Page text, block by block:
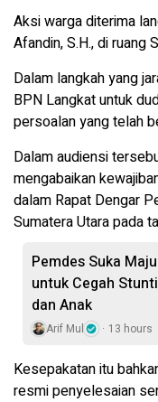
Aksi warga diterima
Afandin, S.H., di ruang
Dalam langkah yang
BPN Langkat untuk
persoalan yang telah
Dalam audiensi
mengabaikan
dalam Rapat Dengar
Sumatera Utara pada
Pemdes Suka
untuk Cegah
dan Anak
Arif Mul 13 hours
Kesepakatan itu
resmi penyelesaian